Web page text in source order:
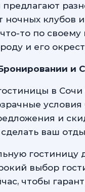
ночных клубов
то по
и его
и
в
и
ваш
гостиницу
выбор
чтобы